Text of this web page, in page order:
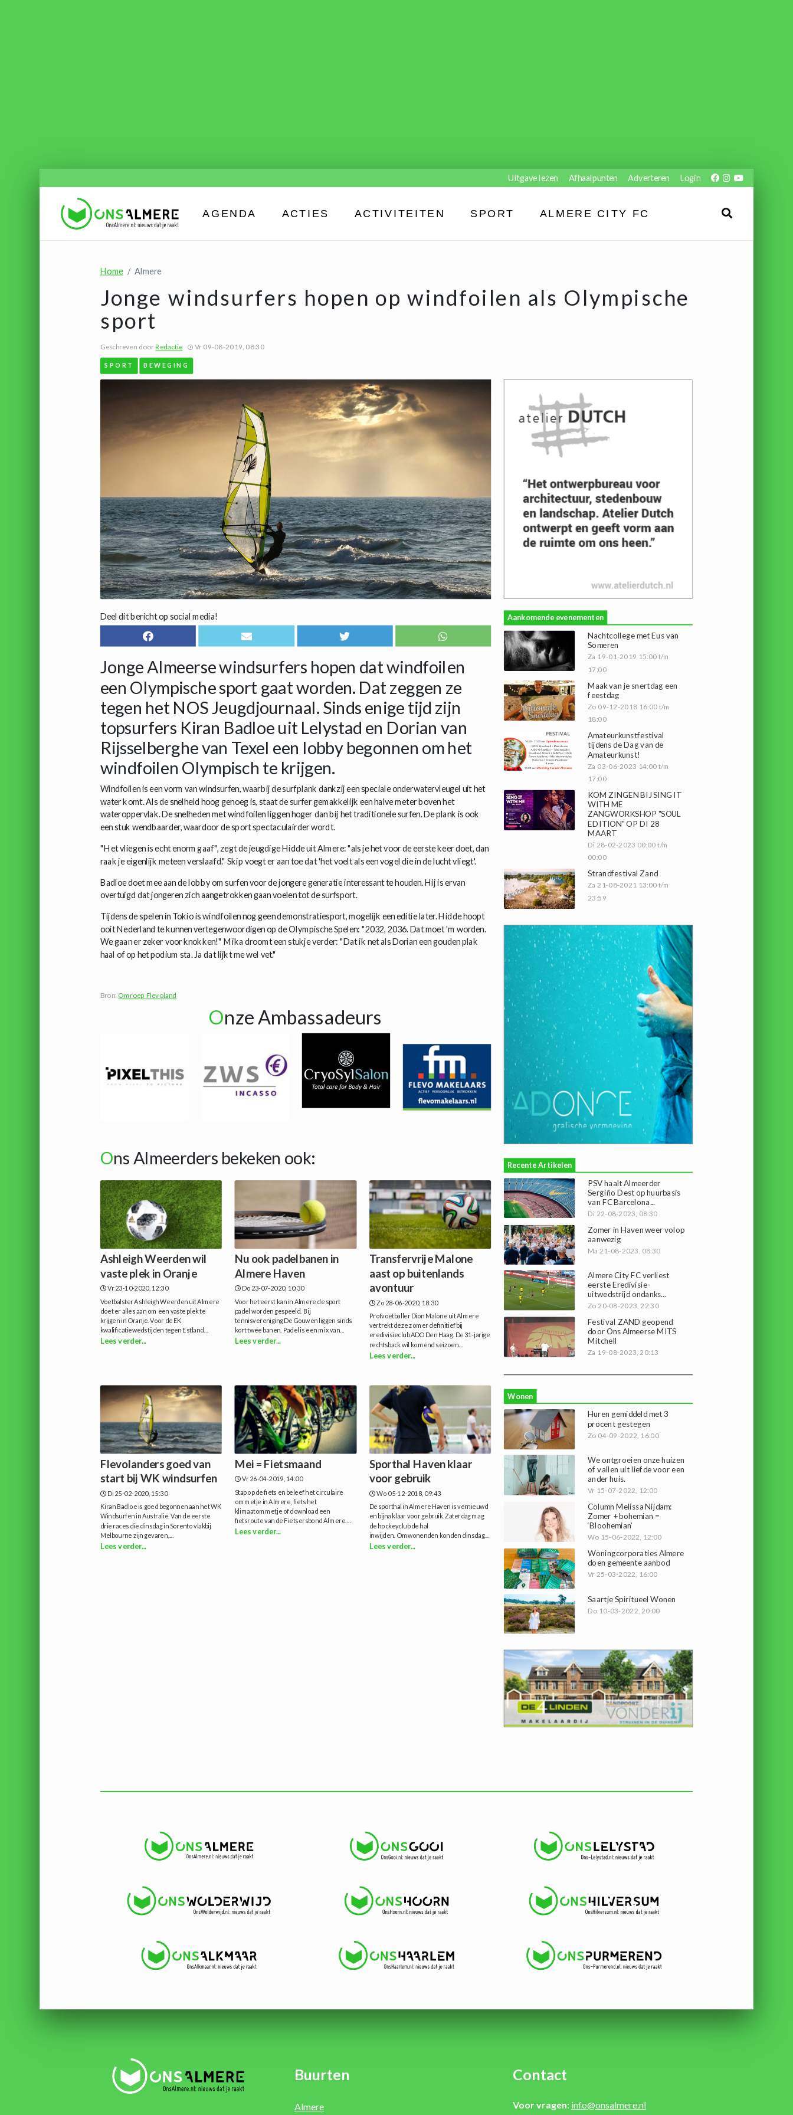
Uitgave lezen Afhaalpunten Adverteren Login
AGENDA ACTIES ACTIVITEITEN SPORT ALMERE CITY FC
Home Almere
Jonge windsurfers hopen op windfoilen als Olympische
sport
Geschreven doorRedactie Vr 09-08-2019, 08:30
SPORT BEWEGING
Deel dit bericht op social media!
Jonge Almeerse windsurfers hopen dat windfoilen
een Olympische sport gaat worden. Dat zeggen ze
tegen het NOS Jeugdjournaal. Sinds enige tijd zijn
topsurfers Kiran Badloe uit Lelystad en Dorian van
Rijsselberghe van Texel een lobby begonnen om het
windfoilen Olympisch te krijgen.
Windfoilen is een vorm van windsurfen, waarbij de surfplank dankzij een speciale onderwatervleugel uit het
water komt. Als de snelheid hoog genoeg is, staat de surfer gemakkelijk een halve meter boven het
wateroppervlak. De snelheden met windfoilen liggen hoger dan bij het traditionele surfen. De plank is ook
een stuk wendbaarder, waardoor de sport spectaculairder wordt.
"Het vliegen is echt enorm gaaf", zegt de jeugdige Hidde uit Almere: "als je het voor de eerste keer doet, dan
raak je eigenlijk meteen verslaafd." Skip voegt er aan toe dat 'het voelt als een vogel die in de lucht vliegt'.
Badloe doet mee aan de lobby om surfen voor de jongere generatie interessant te houden. Hij is ervan
overtuigd dat jongeren zich aangetrokken gaan voelen tot de surfsport.
Tijdens de spelen in Tokio is windfoilen nog geen demonstratiesport, mogelijk een editie later. Hidde hoopt
ooit Nederland te kunnen vertegenwoordigen op de Olympische Spelen: "2032, 2036. Dat moet 'm worden.
We gaan er zeker voor knokken!" Mika droomt een stukje verder: "Dat ik net als Dorian een gouden plak
haal of op het podium sta. Ja dat lijkt me wel vet."
Bron: Omroep Flevoland
Onze Ambassadeurs
Ons Almeerders bekeken ook:
Ashleigh Weerden wil
vaste plek in Oranje
Vr 23-10-2020, 12:30
Voetbalster Ashleigh Weerden uit Almere
doet er alles aan om een vaste plek te
krijgen in Oranje. Voor de EK
kwalificatiewedstijden tegen Estland...
Lees verder...
Nu ook padelbanen in
Almere Haven
Do 23-07-2020, 10:30
Voor het eerst kan in Almere de sport
padel worden gespeeld. Bij
tennisvereniging De Gouwen liggen sinds
kort twee banen. Padel is een mix van...
Lees verder...
Transfervrije Malone
aast op buitenlands
avontuur
Zo 28-06-2020, 18:30
Profvoetballer Dion Malone uit Almere
vertrekt deze zomer definitief bij
eredivisieclub ADO Den Haag. De 31-jarige
rechtsback wil komend seizoen...
Lees verder...
Flevolanders goed van
start bij WK windsurfen
Di 25-02-2020, 15:30
Kiran Badloe is goed begonnen aan het WK
Windsurfen in Australië. Van de eerste
drie races die dinsdag in Sorento vlakbij
Melbourne zijn gevaren,...
Lees verder...
Mei = Fietsmaand
Vr 26-04-2019, 14:00
Stap op de fiets en beleef het circulaire
ommetje in Almere, fiets het
klimaatommetje of download een
fietsroute van de Fietsersbond Almere....
Lees verder...
Sporthal Haven klaar
voor gebruik
Wo 05-12-2018, 09:43
De sporthal in Almere Haven is vernieuwd
en bijna klaar voor gebruik. Zaterdag mag
de hockeyclub de hal
inwijden. Omwonenden konden dinsdag...
Lees verder...
Aankomende evenementen
Nachtcollege met Eus van
Someren
Za 19-01-2019 15:00 t/m
17:00
Maak van je snertdag een
feestdag
Zo 09-12-2018 16:00 t/m
18:00
Amateurkunstfestival
tijdens de Dag van de
Amateurkunst!
Za 03-06-2023 14:00 t/m
17:00
KOM ZINGEN BIJ SING IT
WITH ME
ZANGWORKSHOP "SOUL
EDITION" OP DI 28
MAART
Di 28-02-2023 00:00 t/m
00:00
Strandfestival Zand
Za 21-08-2021 13:00 t/m
23:59
Recente Artikelen
PSV haalt Almeerder
Sergiño Dest op huurbasis
van FC Barcelona...
Di 22-08-2023, 08:30
Zomer in Haven weer volop
aanwezig
Ma 21-08-2023, 08:30
Almere City FC verliest
eerste Eredivisie-
uitwedstrijd ondanks...
Zo 20-08-2023, 22:30
Festival ZAND geopend
door Ons Almeerse MITS
Mitchell
Za 19-08-2023, 20:13
Wonen
Huren gemiddeld met 3
procent gestegen
Zo 04-09-2022, 16:00
We ontgroeien onze huizen
of vallen uit liefde voor een
ander huis.
Vr 15-07-2022, 12:00
Column Melissa Nijdam:
Zomer + bohemian =
‘Bloohemian’
Wo 15-06-2022, 12:00
Woningcorporaties Almere
doen gemeente aanbod
Vr 25-03-2022, 16:00
Saartje Spiritueel Wonen
Do 10-03-2022, 20:00
Buurten
Almere
Contact
Voor vragen: info@onsalmere.nl